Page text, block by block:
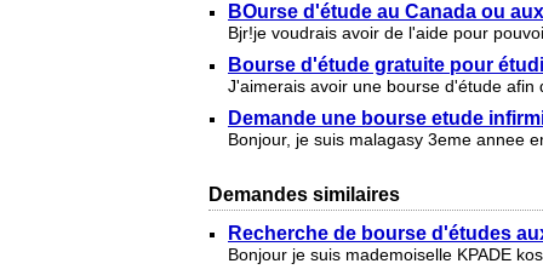
BOurse d'étude au Canada ou
Bjr!je voudrais avoir de l'aide pour
Bourse d'étude gratuite pour
J'aimerais avoir une bourse d'étude afin
Demande une bourse etude
Bonjour, je suis malagasy 3eme annee
Demandes similaires
Recherche de bourse d'études
Bonjour je suis mademoiselle KPADE